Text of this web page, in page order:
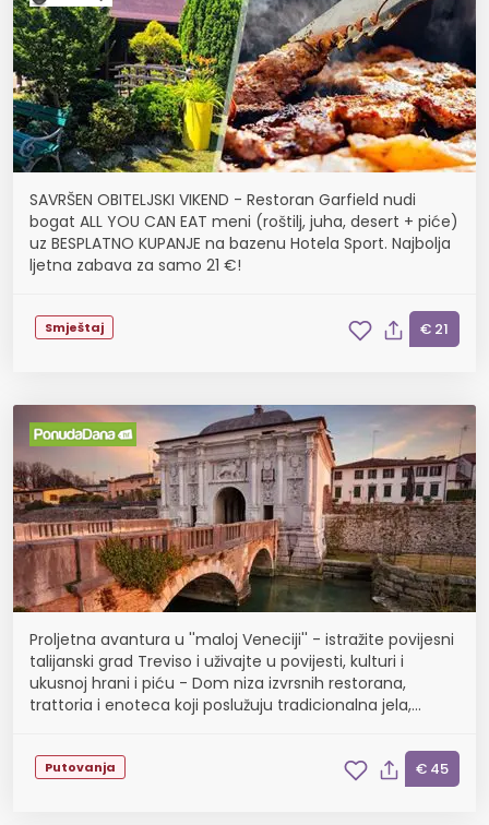
SAVRŠEN OBITELJSKI VIKEND - Restoran Garfield nudi
bogat ALL YOU CAN EAT meni (roštilj, juha, desert + piće)
uz BESPLATNO KUPANJE na bazenu Hotela Sport. Najbolja
ljetna zabava za samo 21 €!
Smještaj € 21
Proljetna avantura u ''maloj Veneciji'' - istražite povijesni
talijanski grad Treviso i uživajte u povijesti, kulturi i
ukusnoj hrani i piću - Dom niza izvrsnih restorana,
trattoria i enoteca koji poslužuju tradicionalna jela,
Putovanja € 45